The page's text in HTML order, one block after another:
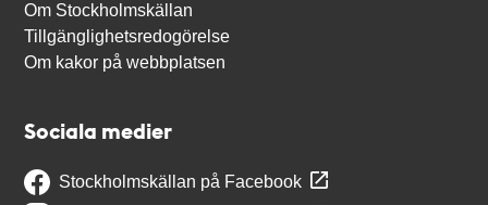
Om Stockholmskällan
Tillgänglighetsredogörelse
Om kakor på webbplatsen
Sociala medier
Stockholmskällan på Facebook